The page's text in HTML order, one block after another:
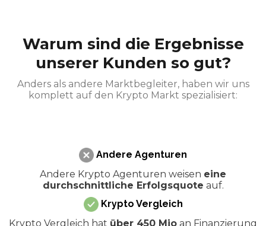
Warum sind die Ergebnisse
unserer Kunden so gut?
Anders als andere Marktbegleiter, haben wir uns
komplett auf den Krypto Markt spezialisiert:
Andere Agenturen
Andere Krypto Agenturen weisen eine
durchschnittliche Erfolgsquote auf.
Krypto Vergleich
Krypto Vergleich hat über 450 Mio an Finanzierung